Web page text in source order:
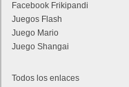
Facebook Frikipandi
Juegos Flash
Juego Mario
Juego Shangai
Todos los enlaces